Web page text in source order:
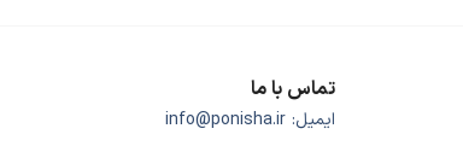
تماس با ما
ایمیل: info@ponisha.ir